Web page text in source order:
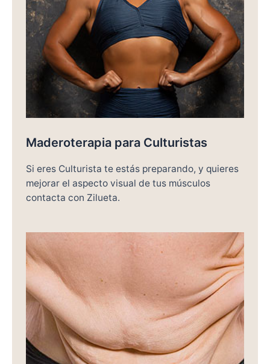
Maderoterapia para Culturistas
Si eres Culturista te estás preparando, y quieres
mejorar el aspecto visual de tus músculos
contacta con Zilueta.